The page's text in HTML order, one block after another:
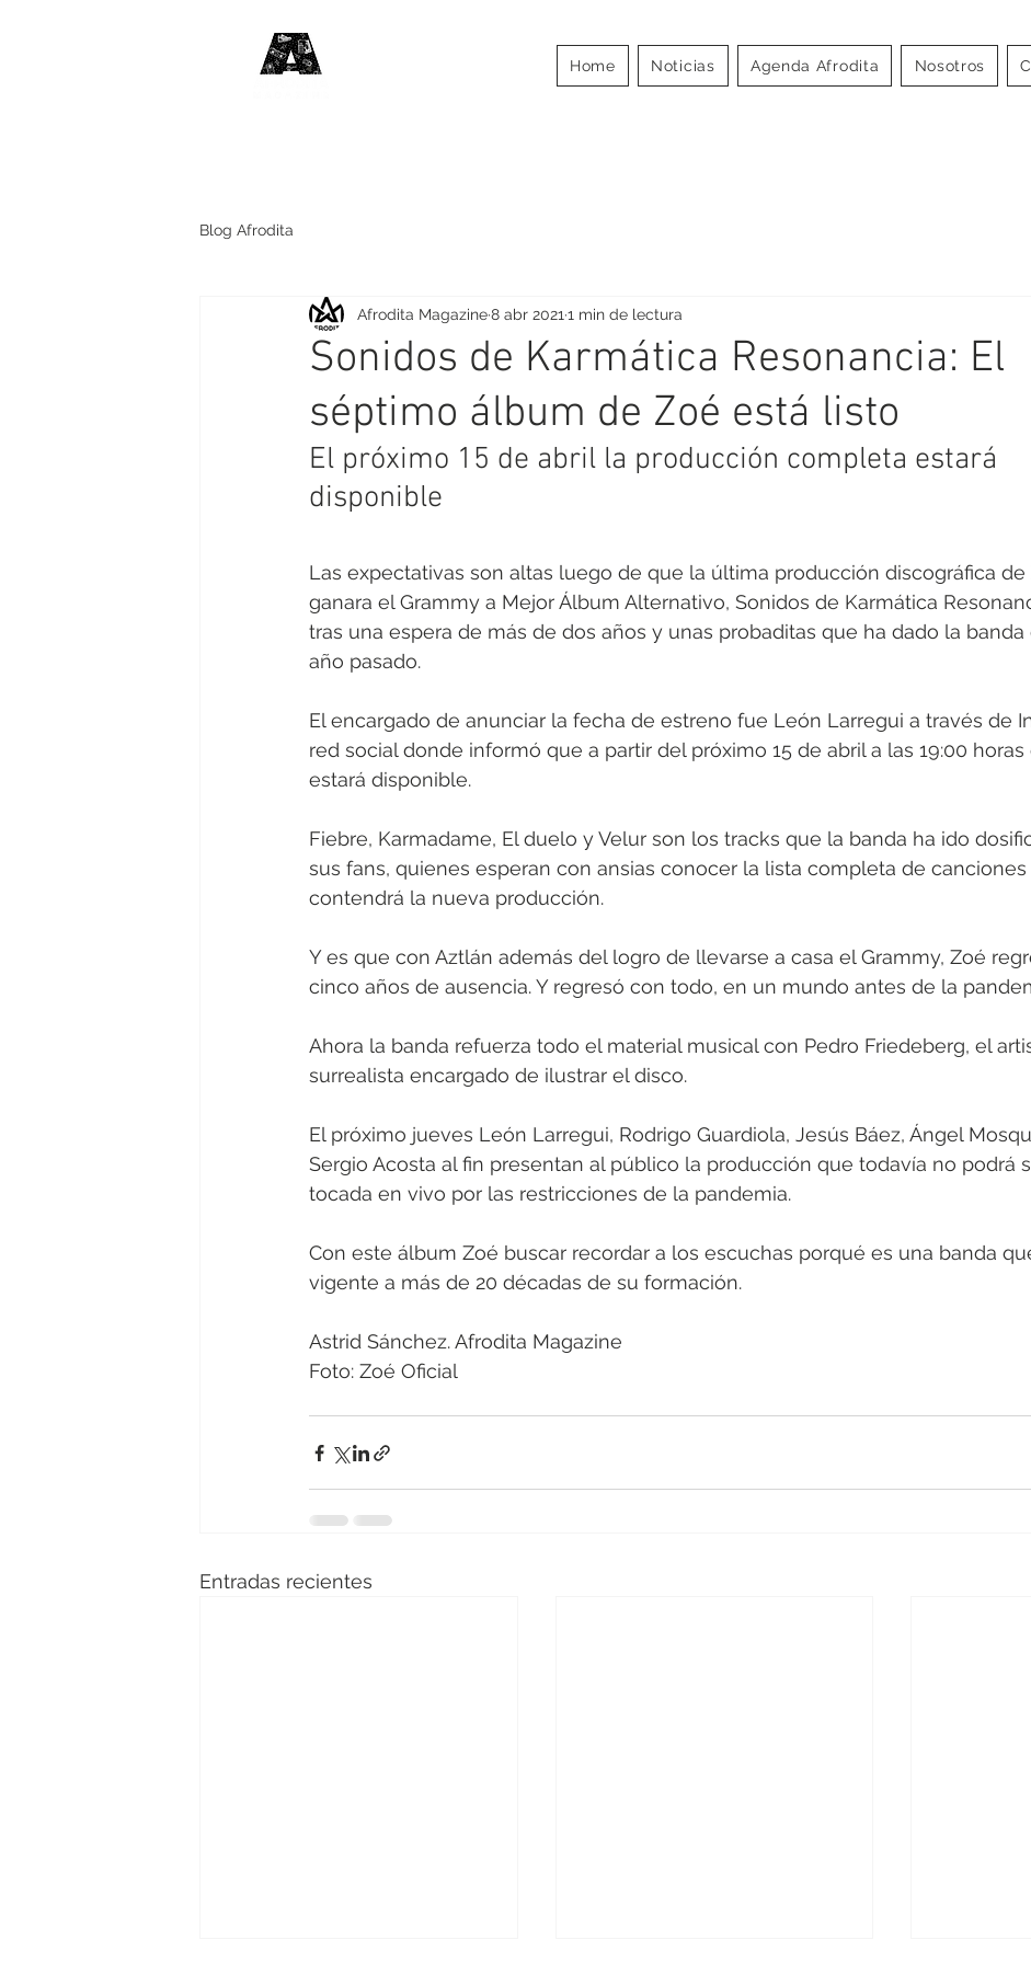
Home Noticias Agenda Afrodita Nosotros
Blog Afrodita
Sonidos de Karmática Resonancia: El
séptimo álbum de Zoé está listo
Afrodita Magazine8 abr 2021 1 min de lectura
El próximo 15 de abril la producción completa estará
disponible
Las expectativas son altas luego de que la última producción discográfica de
ganara el Grammy a Mejor Álbum Alternativo, Sonidos de Karmática
tras una espera de más de dos años y unas probaditas que ha dado la banda
año pasado.
El encargado de anunciar la fecha de estreno fue León Larregui a través de
red social donde informó que a partir del próximo 15 de abril a las 19:00
estará disponible.
Fiebre, Karmadame, El duelo y Velur son los tracks que la banda ha ido
sus fans, quienes esperan con ansias conocer la lista completa de canciones
contendrá la nueva producción.
Y es que con Aztlán además del logro de llevarse a casa el Grammy, Zoé
cinco años de ausencia. Y regresó con todo, en un mundo antes de la
Ahora la banda refuerza todo el material musical con Pedro Friedeberg, el
surrealista encargado de ilustrar el disco.
El próximo jueves León Larregui, Rodrigo Guardiola, Jesús Báez, Ángel
Sergio Acosta al fin presentan al público la producción que todavía no podrá
tocada en vivo por las restricciones de la pandemia.
Con este álbum Zoé buscar recordar a los escuchas porqué es una banda
vigente a más de 20 décadas de su formación.
Astrid Sánchez. Afrodita Magazine
Foto: Zoé Oficial
Entradas recientes